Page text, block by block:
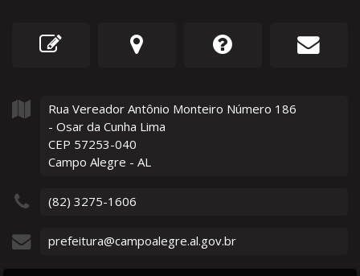
Rua Vereador Antônio Monteiro Número 186
- Osar da Cunha Lima
CEP 57253-040
Campo Alegre - AL
(82) 3275-1606
prefeitura@campoalegre.al.gov.br